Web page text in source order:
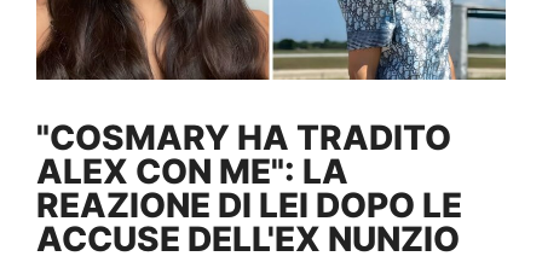
"COSMARY HA TRADITO
ALEX CON ME": LA
REAZIONE DI LEI DOPO LE
ACCUSE DELL'EX NUNZIO